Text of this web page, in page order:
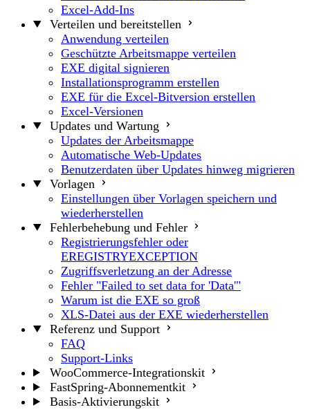
Excel-Add-Ins
Verteilen und bereitstellen
Anwendung verteilen
Geschützte Arbeitsmappe verteilen
EXE digital signieren
Installationsprogramm erstellen
EXE für die Excel-Bitversion erstellen
Excel-Versionen
Updates und Wartung
Updates der Arbeitsmappe
Automatische Web-Updates
Benutzerdaten über Updates hinweg migrieren
Vorlagen
Einstellungen über Vorlagen speichern und
wiederherstellen
Fehlerbehebung und Fehler
Registrierungsfehler oder
EREGISTRYEXCEPTION
Zugriffsverletzung an der Adresse
Fehler "Failed to set data for 'Data'"
Warum ist die EXE so groß
XLS-Datei aus der EXE wiederherstellen
Referenz und Support
FAQ
Support-Links
WooCommerce-Integrationskit
FastSpring-Abonnementkit
Basis-Aktivierungskit